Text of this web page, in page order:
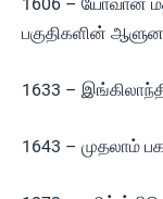
பகுதிகளின்
1633 –
1643 – முதலாம்